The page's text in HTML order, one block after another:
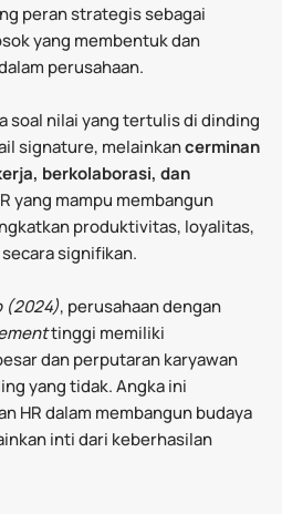
peran strategis sebagai
yang membentuk dan
perusahaan.
soal nilai yang tertulis di dinding
signature, melainkancerminan
berkolaborasi, dan
yang mampu membangun
produktivitas, loyalitas,
signifikan.
(2024), perusahaan dengan
tinggi memiliki
dan perputaran karyawan
yang tidak. Angka ini
HR dalam membangun budaya
inti dari keberhasilan